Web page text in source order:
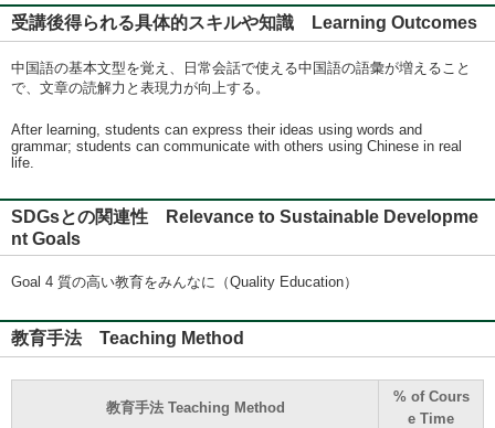
受講後得られる具体的スキルや知識 Learning Outcomes
中国語の基本文型を覚え、日常会話で使える中国語の語彙が増えること
で、文章の読解力と表現力が向上する。
After learning, students can express their ideas using words and
grammar; students can communicate with others using Chinese in real
life.
SDGsとの関連性 Relevance to Sustainable Developme
nt Goals
Goal 4 質の高い教育をみんなに（Quality Education）
教育手法 Teaching Method
教育手法 Teaching Method
% of Cours
e Time